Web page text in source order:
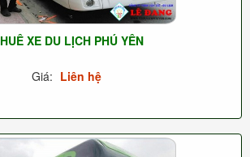
XE DU LỊCH PHÚ YÊN
Giá: Liên hệ